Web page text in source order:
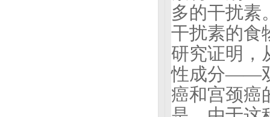
多的干扰素
干扰素的食
研究证明，
性成分——
癌和宫颈癌